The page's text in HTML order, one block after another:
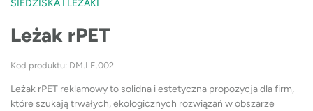
SIEDZISKA I LEŻAKI
Leżak rPET
Kod produktu: DM.LE.002
Leżak rPET reklamowy to solidna i estetyczna propozycja dla firm,
które szukają trwałych, ekologicznych rozwiązań w obszarze